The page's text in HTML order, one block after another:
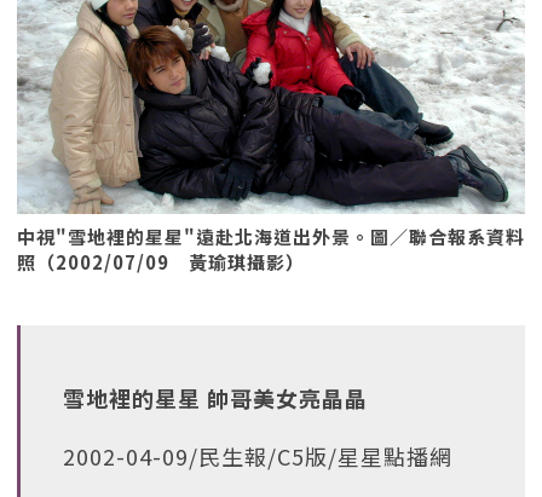
中視"雪地裡的星星"遠赴北海道出外景。圖／聯合報系資料
照（2002/07/09 黃瑜琪攝影）
雪地裡的星星 帥哥美女亮晶晶
2002-04-09/民生報/C5版/星星點播網